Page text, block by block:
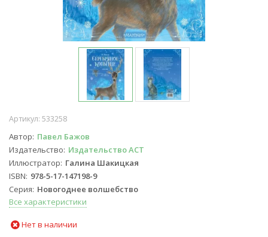
Артикул: 533258
Автор Павел Бажов
Издательство Издательство АСТ
Иллюстратор Галина Шакицкая
ISBN 978-5-17-147198-9
Серия Новогоднее волшебство
Все характеристики
Нет в наличии